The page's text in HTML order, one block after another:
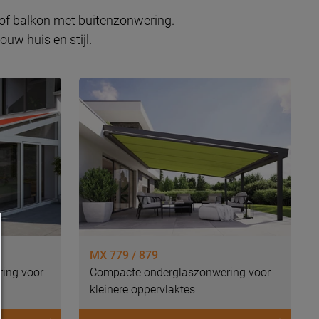
balkon met buitenzonwering.
huis en stijl.
voor
MX 779 / 879
Compacte onderglaszonwering voor
kleinere oppervlaktes